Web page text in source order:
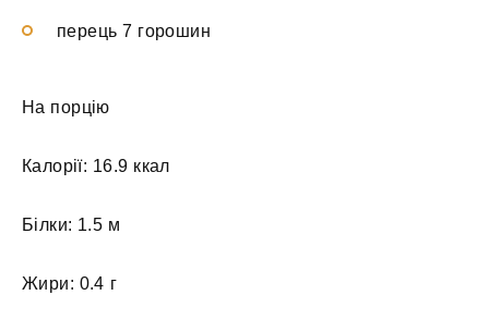
перець 7 горошин
На порцію
Калорії: 16.9 ккал
Білки: 1.5 м
Жири: 0.4 г